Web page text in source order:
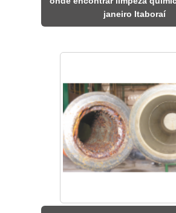
janeiro Itaboraí